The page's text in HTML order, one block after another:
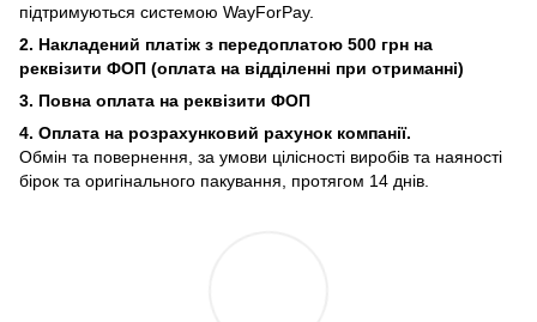
підтримуються системою WayForPay.
2. Накладений платіж з передоплатою 500 грн на
реквізити ФОП (оплата на відділенні при отриманні)
3. Повна оплата на реквізити ФОП
4. Оплата на розрахунковий рахунок компанії.
Обмін та повернення, за умови цілісності виробів та наяності
бірок та оригінального пакування, протягом 14 днів.